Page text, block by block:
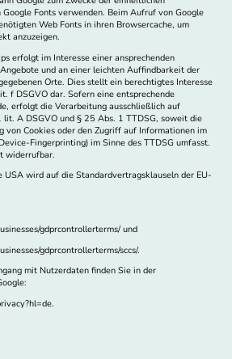
Fonts verwenden. Beim Aufruf von Google
Web Fonts in ihren Browsercache, um
anzuzeigen.
erfolgt im Interesse einer ansprechenden
und an einer leichten Auffindbarkeit der
Orte. Dies stellt ein berechtigtes Interesse
f DSGVO dar. Sofern eine entsprechende
erfolgt die Verarbeitung ausschließlich auf
A DSGVO und § 25 Abs. 1 TTDSG, soweit die
von Cookies oder den Zugriff auf Informationen im
Fingerprinting) im Sinne des TTDSG umfasst.
widerrufbar.
USA wird auf die Standardvertragsklauseln der EU-
gdprcontrollerterms/ und
gdprcontrollerterms/sccs/.
mit Nutzerdaten finden Sie in der